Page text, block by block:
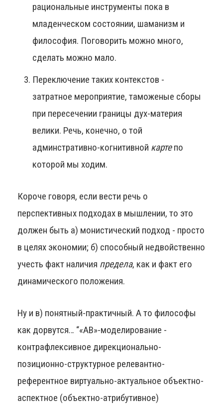
рациональные инструменты пока в
младенческом состоянии, шаманизм и
философия. Поговорить можно много,
сделать можно мало.
Переключение таких контекстов -
затратное мероприятие, таможеные сборы
при пересечении границы дух-материя
велики. Речь, конечно, о той
админстративно-когнитивной картепо
которой мы ходим.
Короче говоря, если вести речь о
перспективных подходах в мышлении, то это
должен быть а) монистический подход - просто
в целях экономии; б) способный недвойственно
учесть факт наличия предела, как и факт его
динамического положения.
Ну и в) понятный-практичный. А то философы
как дорвутся… “«АВ»-моделирование -
контрафлексивное дирекционально-
позиционно-структурное релевантно-
референтное виртуально-актуальное объектно-
аспектное (объектно-атрибутивное)